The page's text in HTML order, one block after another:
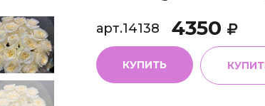
арт.14138 4350
КУПИТЬ